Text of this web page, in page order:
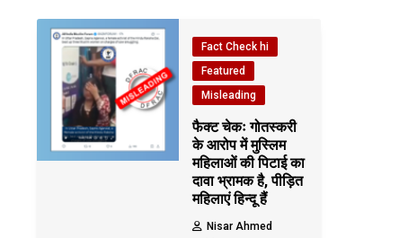
Fact Check hi
Featured
Misleading
फैक्ट चेकः गोतस्करी
के आरोप में मुस्लिम
महिलाओं की पिटाई का
दावा भ्रामक है, पीड़ित
महिलाएं हिन्दू हैं
Nisar Ahmed